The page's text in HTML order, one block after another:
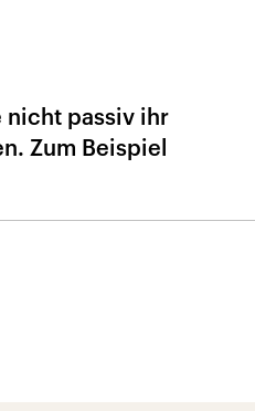
nicht passiv ihr
Zum Beispiel